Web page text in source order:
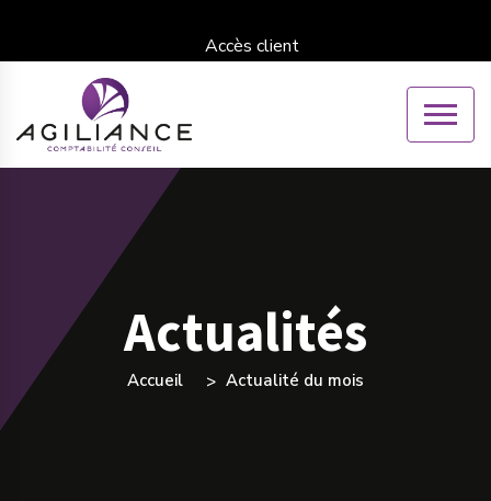
Accès client
Actualités
Accueil Actualité du mois